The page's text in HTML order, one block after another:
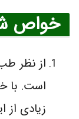
خواص
از نظر
است. با
زیادی از